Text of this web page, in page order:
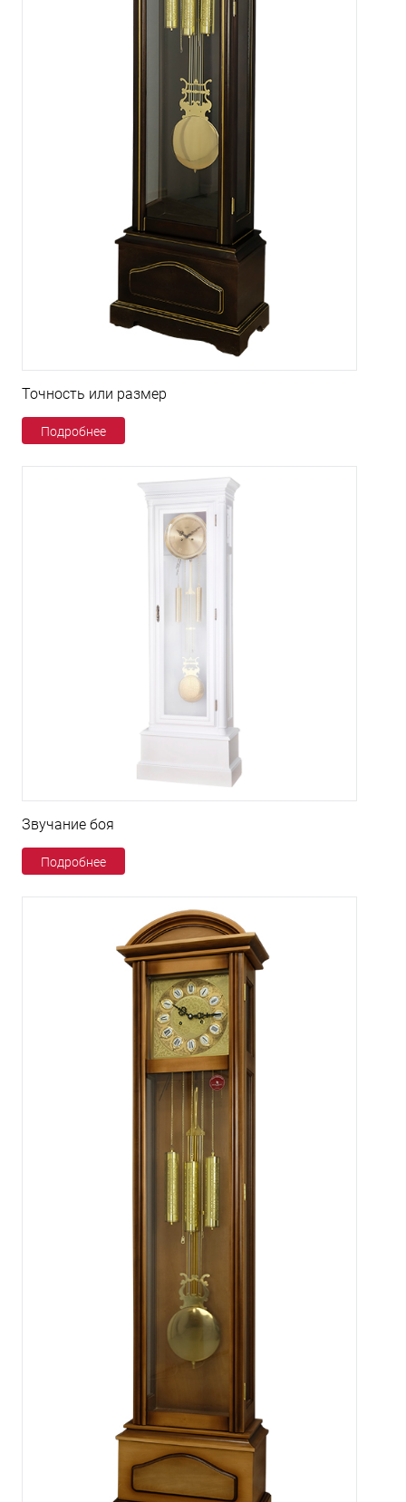
Точность или размер
Подробнее
Звучание боя
Подробнее